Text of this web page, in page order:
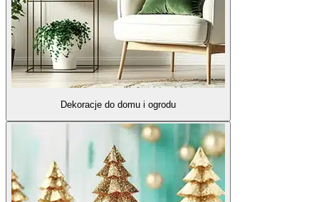
Dekoracje do domu i ogrodu